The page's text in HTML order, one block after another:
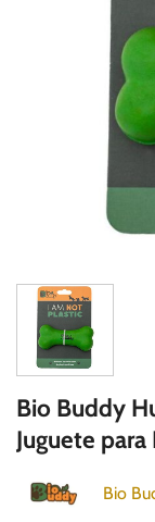
Bio Buddy
Juguete para
Bio